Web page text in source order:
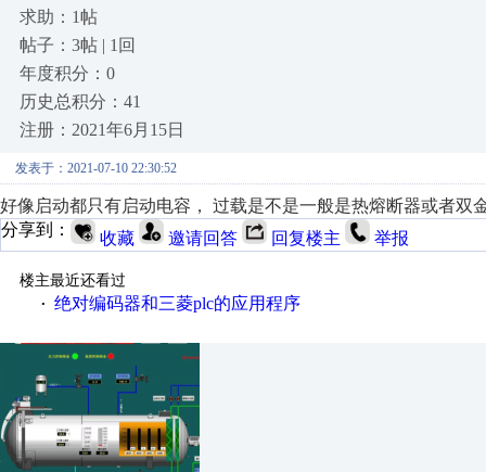
求助：1帖
帖子：3帖 | 1回
年度积分：0
历史总积分：41
注册：2021年6月15日
发表于：2021-07-10 22:30:52
好像启动都只有启动电容， 过载是不是一般是热熔断器或者
分享到：
收藏 邀请回答 回复楼主 举报
楼主最近还看过
· 绝对编码器和三菱plc的应用程序